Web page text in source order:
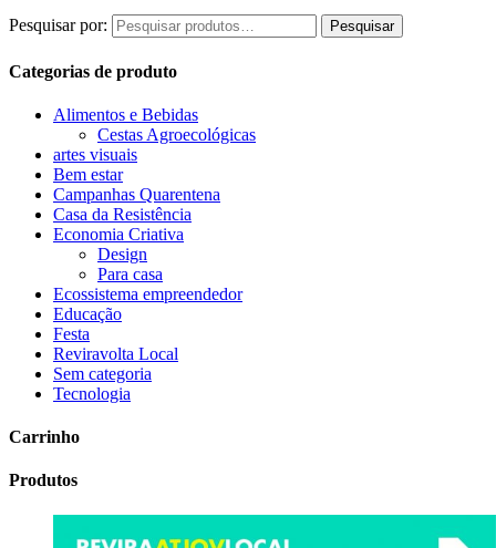
Pesquisar por: Pesquisar
Categorias de produto
Alimentos e Bebidas
Cestas Agroecológicas
artes visuais
Bem estar
Campanhas Quarentena
Casa da Resistência
Economia Criativa
Design
Para casa
Ecossistema empreendedor
Educação
Festa
Reviravolta Local
Sem categoria
Tecnologia
Carrinho
Produtos